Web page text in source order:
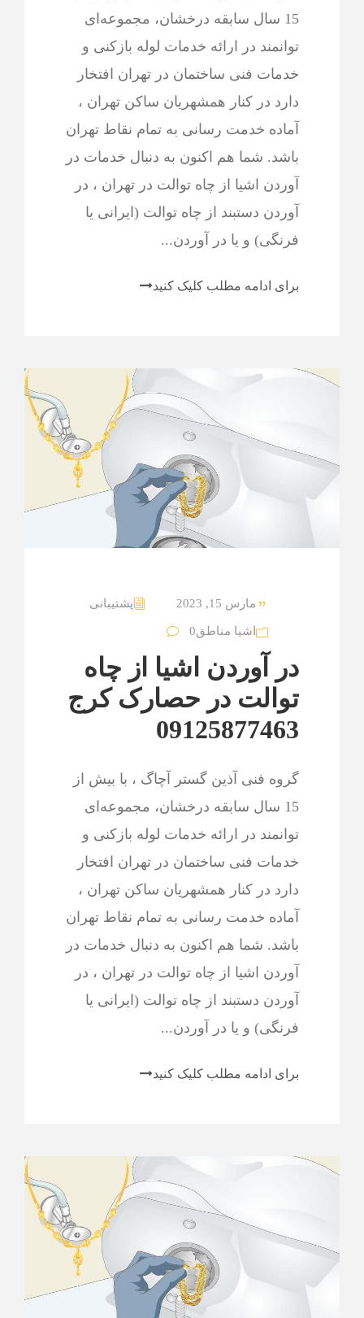
15 سال سابقه درخشان، مجموعه‌ای
توانمند در ارائه خدمات لوله بازکنی و
خدمات فنی ساختمان در تهران افتخار
دارد در کنار همشهریان ساکن تهران ،
آماده خدمت رسانی به تمام نقاط تهران
باشد. شما هم اکنون به دنبال خدمات در
آوردن اشیا از چاه توالت در تهران ، در
آوردن دستبند از چاه توالت (ایرانی یا
فرنگی) و یا در آوردن...
برای ادامه مطلب کلیک کنید
مارس 15, 2023 پشتیبانی
اشیا مناطق0
در آوردن اشیا از چاه
توالت در حصارک کرج
09125877463
گروه فنی آذین گستر آچاگ ، با بیش از
15 سال سابقه درخشان، مجموعه‌ای
توانمند در ارائه خدمات لوله بازکنی و
خدمات فنی ساختمان در تهران افتخار
دارد در کنار همشهریان ساکن تهران ،
آماده خدمت رسانی به تمام نقاط تهران
باشد. شما هم اکنون به دنبال خدمات در
آوردن اشیا از چاه توالت در تهران ، در
آوردن دستبند از چاه توالت (ایرانی یا
فرنگی) و یا در آوردن...
برای ادامه مطلب کلیک کنید